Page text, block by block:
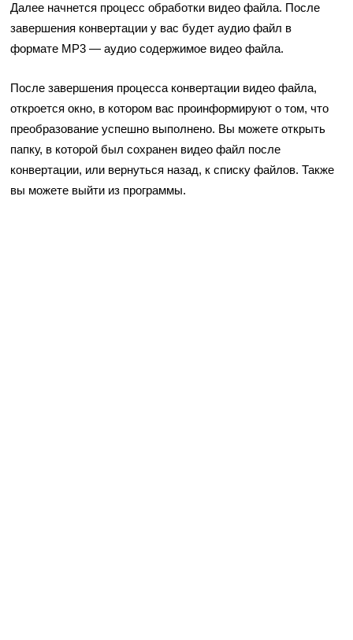
Далее начнется процесс обработки видео файла. После
завершения конвертации у вас будет аудио файл в
формате MP3 — аудио содержимое видео файла.
После завершения процесса конвертации видео файла,
откроется окно, в котором вас проинформируют о том, что
преобразование успешно выполнено. Вы можете открыть
папку, в которой был сохранен видео файл после
конвертации, или вернуться назад, к списку файлов. Также
вы можете выйти из программы.